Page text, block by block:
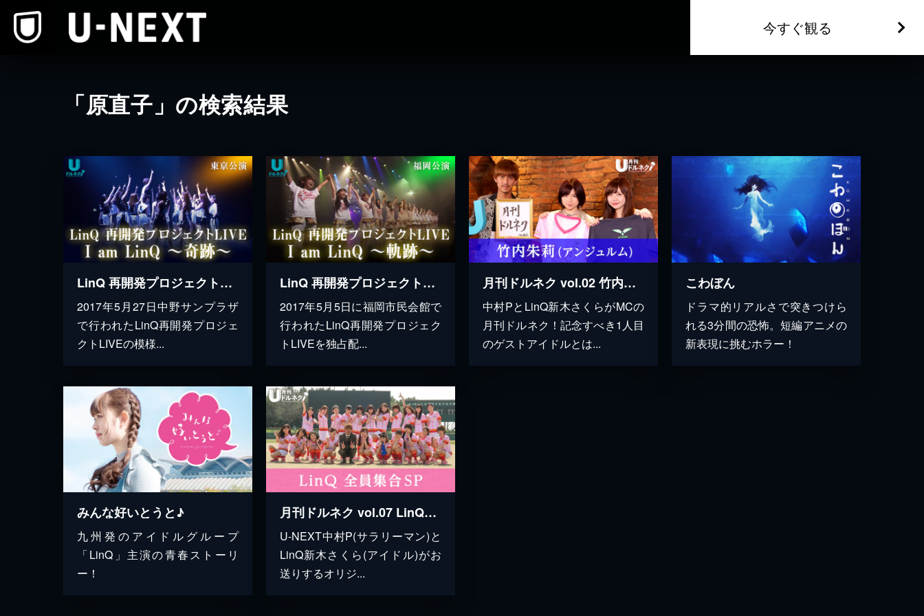
今すぐ観る
「原直子」の検索結果
LinQ 再開発プロジェクトLIVE 東京公演 I am LinQ～奇跡～
2017年5月27日中野サンプラザ
で行われたLinQ再開発プロジェ
クトLIVEの模様...
LinQ 再開発プロジェクトLIVE 福岡公演 I am LinQ～軌跡～
2017年5月5日に福岡市民会館で
行われたLinQ再開発プロジェク
トLIVEを独占配...
月刊ドルネク vol.02 竹内朱莉(アンジュルム)
中村PとLinQ新木さくらがMCの
月刊ドルネク！記念すべき1人目
のゲストアイドルとは...
こわぼん
ドラマ的リアルさで突きつけら
れる3分間の恐怖。短編アニメの
新表現に挑むホラー！
みんな好いとうと♪
九州発のアイドルグループ
「LinQ」主演の青春ストーリ
ー！
月刊ドルネク vol.07 LinQ全員集合SP
U-NEXT中村P(サラリーマン)と
LinQ新木さくら(アイドル)がお
送りするオリジ...